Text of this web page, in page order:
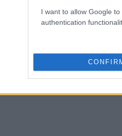
I want to allow Google
authentication